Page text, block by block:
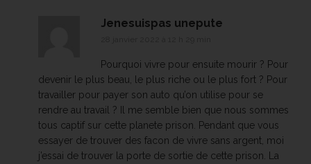
Jenesuispas unepute
Pourquoi vivre pour ensuite mourir ? Pour
devenir le plus beau, le plus riche ou le plus fort ? Pour
travailler pour payer son auto qu’on utilise pour se
rendre au travail ? Il me semble bien que nous sommes
tous captif sur cette planete prison. Pendant que vous
essayer de trouver des facon de vivre sans argent, moi
j’essai de trouver la porte de sortie de cette prison. La